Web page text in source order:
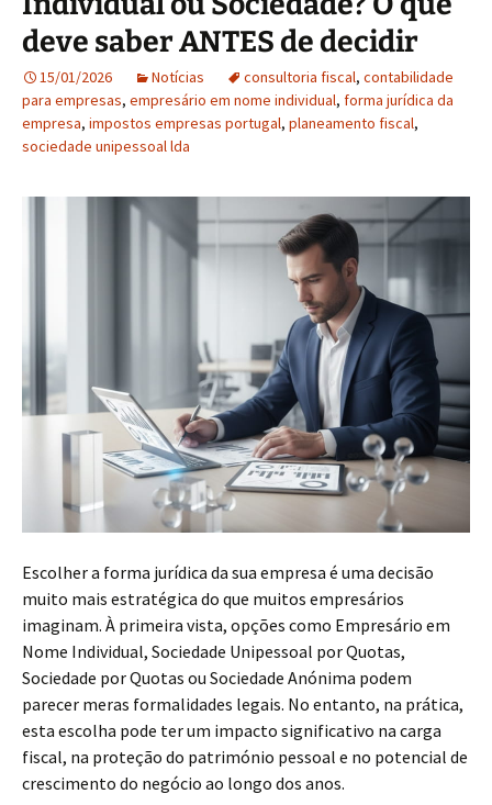
deve saber ANTES de decidir
15/01/2026 Notícias consultoria fiscal, contabilidade
para empresas, empresário em nome individual, forma jurídica da
empresa, impostos empresas portugal, planeamento fiscal,
sociedade unipessoal lda
Escolher a forma jurídica da sua empresa é uma decisão
muito mais estratégica do que muitos empresários
imaginam. À primeira vista, opções como Empresário em
Nome Individual, Sociedade Unipessoal por Quotas,
Sociedade por Quotas ou Sociedade Anónima podem
parecer meras formalidades legais. No entanto, na prática,
esta escolha pode ter um impacto significativo na carga
fiscal, na proteção do património pessoal e no potencial de
crescimento do negócio ao longo dos anos.